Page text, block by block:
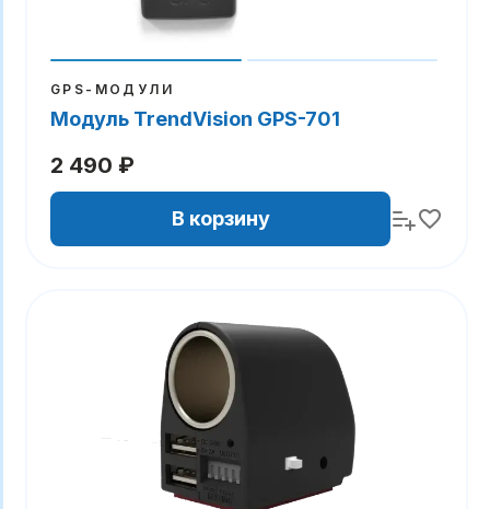
GPS-МОДУЛИ
Модуль TrendVision GPS-701
2 490 ₽
В корзину